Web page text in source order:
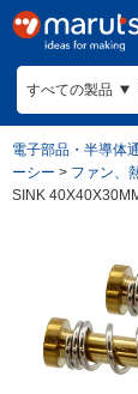
電子部品・半導体
ーシー > ファン、
SINK